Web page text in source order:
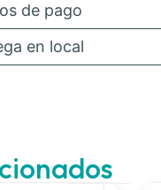
de pago
en local